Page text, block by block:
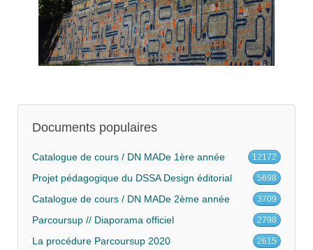
Documents populaires
Catalogue de cours / DN MADe 1ère année 12172
Projet pédagogique du DSSA Design éditorial 5698
Catalogue de cours / DN MADe 2ème année 3709
Parcoursup // Diaporama officiel 2798
La procédure Parcoursup 2020 2615